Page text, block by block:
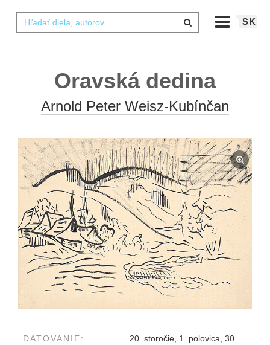
SK
Oravská dedina
Arnold Peter Weisz-Kubínčan
DATOVANIE:
20. storočie, 1. polovica, 30.